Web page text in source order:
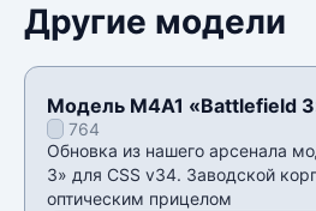
Другие модели
Модель M4A1 «Battlefield
764
Обновка из нашего арсенала
3» для CSS v34. Заводской
оптическим прицелом